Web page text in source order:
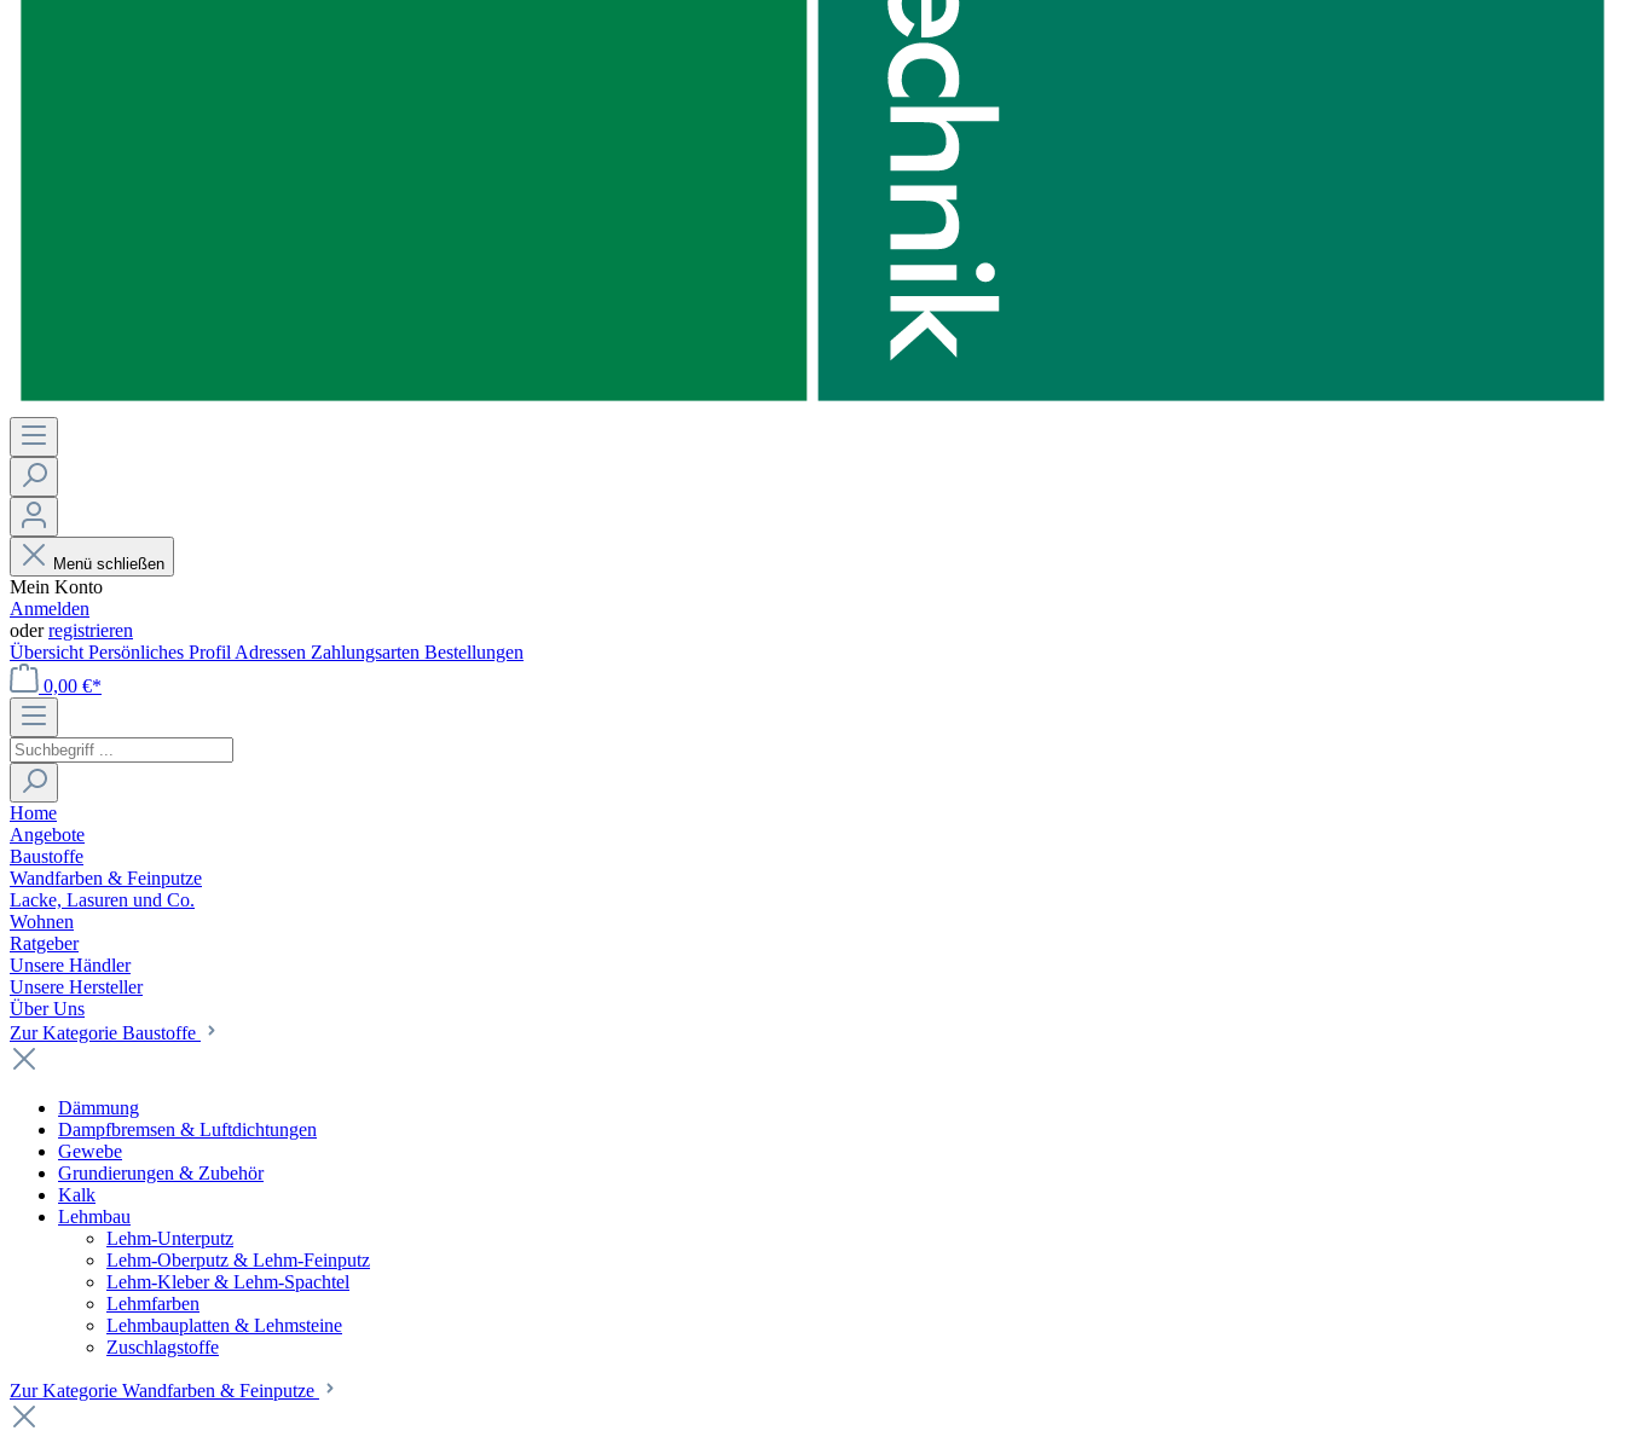
Menü schließen
Mein Konto
Anmelden
oderregistrieren
Übersicht Persönliches Profil Adressen Zahlungsarten Bestellungen
0,00 €*
Home
Angebote
Baustoffe
Wandfarben & Feinputze
Lacke, Lasuren und Co.
Wohnen
Ratgeber
Unsere Händler
Unsere Hersteller
Über Uns
Zur Kategorie Baustoffe
Dämmung
Dampfbremsen & Luftdichtungen
Gewebe
Grundierungen & Zubehör
Kalk
Lehmbau
Lehm-Unterputz
Lehm-Oberputz & Lehm-Feinputz
Lehm-Kleber & Lehm-Spachtel
Lehmfarben
Lehmbauplatten & Lehmsteine
Zuschlagstoffe
Zur Kategorie Wandfarben & Feinputze